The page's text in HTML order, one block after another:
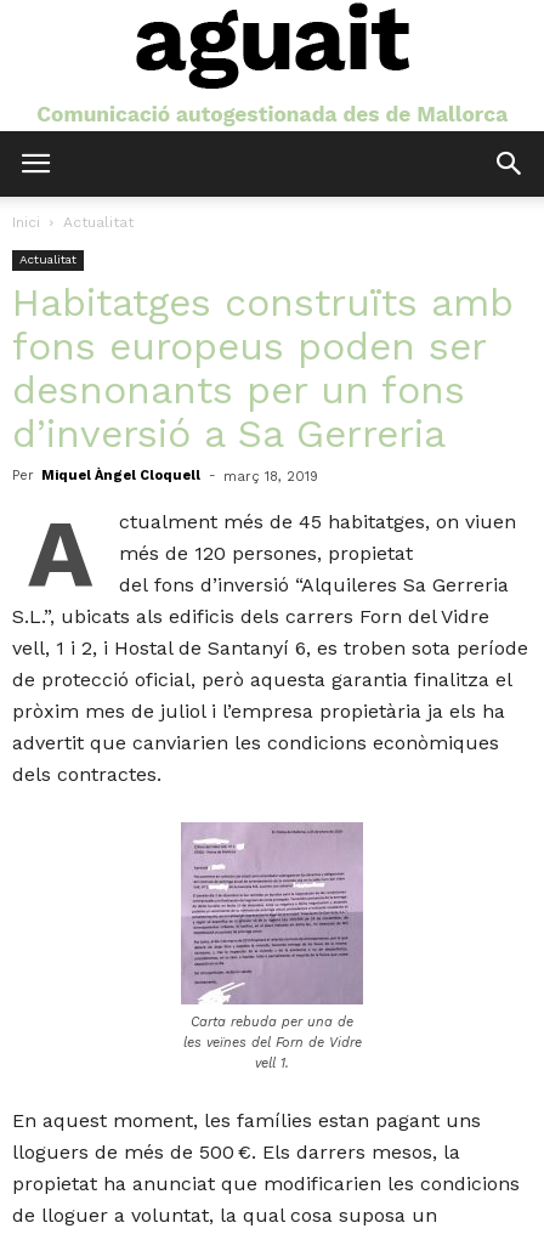
Inici Actualitat
Actualitat
Habitatges construïts amb
fons europeus poden ser
desnonants per un fons
d’inversió a Sa Gerreria
Per Miquel Àngel Cloquell - març 18, 2019
A
ctualment més de 45 habitatges, on viuen
més de 120 persones, propietat
del fons d’inversió “Alquileres Sa Gerreria
S.L.”, ubicats als edificis dels carrers Forn del Vidre
vell, 1 i 2, i Hostal de Santanyí 6, es troben sota període
de protecció oficial, però aquesta garantia finalitza el
pròxim mes de juliol i l’empresa propietària ja els ha
advertit que canviarien les condicions econòmiques
dels contractes.
Carta rebuda per una de
les veïnes del Forn de Vidre
vell 1.
En aquest moment, les famílies estan pagant uns
lloguers de més de 500 €. Els darrers mesos, la
propietat ha anunciat que modificarien les condicions
de lloguer a voluntat, la qual cosa suposa un